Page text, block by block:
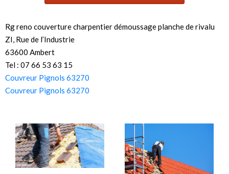
Rg reno couverture charpentier démoussage planche de rivalu
ZI, Rue de l’Industrie
63600 Ambert
Tel : 07 66 53 63 15
Couvreur Pignols 63270
Couvreur Pignols 63270